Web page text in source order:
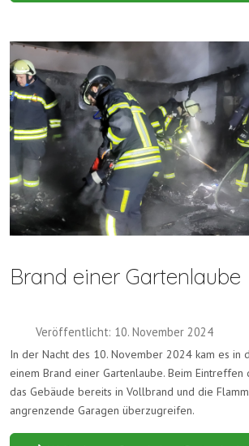
Brand einer Gartenlaube
Veröffentlicht: 10. November 2024
In der Nacht des 10. November 2024 kam es in
einem Brand einer Gartenlaube. Beim Eintreffen
das Gebäude bereits in Vollbrand und die
angrenzende Garagen überzugreifen.